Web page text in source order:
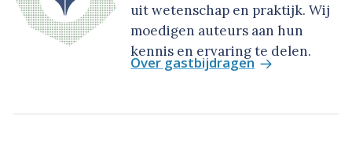
uit wetenschap en praktijk. Wij
moedigen auteurs aan hun
kennis en ervaring te delen.
Over gastbijdragen